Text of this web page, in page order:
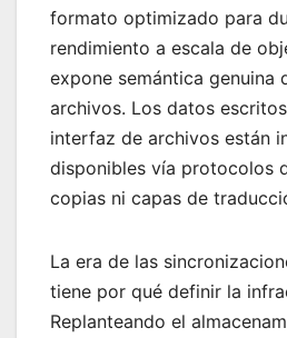
formato optimizado para
rendimiento a escala de
expone semántica genuina
archivos. Los datos
interfaz de archivos están
disponibles vía protocolos
copias ni capas de
La era de las
tiene por qué definir la
Replanteando el